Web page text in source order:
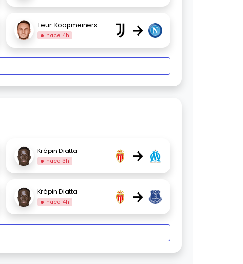
Teun Koopmeiners
hace 4h →
Krépin Diatta
hace 3h →
Krépin Diatta
hace 4h →